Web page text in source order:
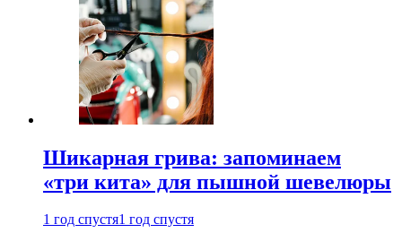
Шикарная грива: запоминаем
«три кита» для пышной шевелюры
1 год спустя1 год спустя